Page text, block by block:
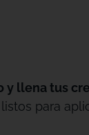
y llena tus
para